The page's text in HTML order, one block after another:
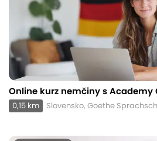
Online kurz nemčiny s Academy
0,15 km Slovensko, Goethe